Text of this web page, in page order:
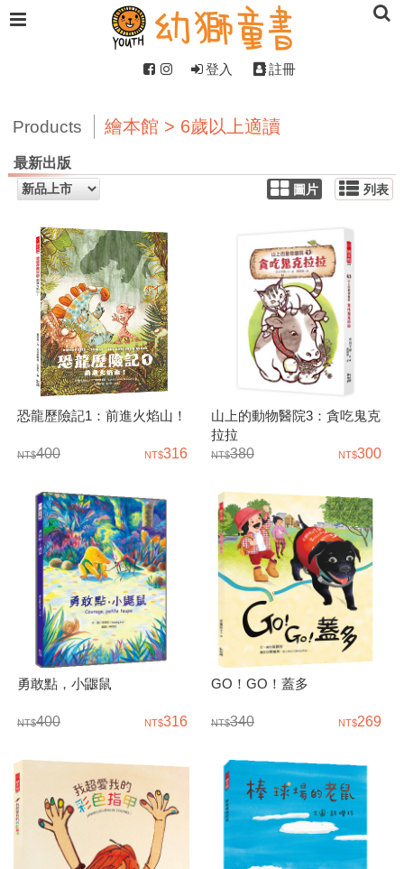
登入 註冊
Products 繪本館 > 6歲以上適讀
最新出版
圖片 列表
恐龍歷險記1：前進火焰山！
400 316
山上的動物醫院3：貪吃鬼克
拉拉
380
300
勇敢點，小鼴鼠
400 316
GO！GO！蓋多
340 269